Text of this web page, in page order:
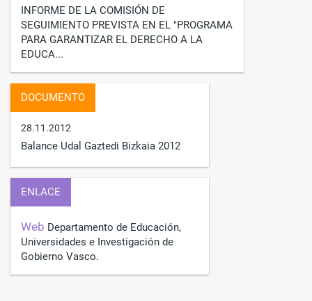
INFORME DE LA COMISIÓN DE
SEGUIMIENTO PREVISTA EN EL "PROGRAMA
PARA GARANTIZAR EL DERECHO A LA
EDUCA...
DOCUMENTO
28.11.2012
Balance Udal Gaztedi Bizkaia 2012
ENLACE
Web Departamento de Educación,
Universidades e Investigación de
Gobierno Vasco.